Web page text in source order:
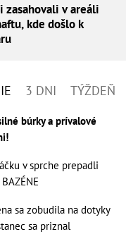
zasahovali v areáli
kde došlo k
3 DNI TÝŽDEŇ
búrky a prívalové
v sprche prepadli
sa zobudila na dotyky
sa priznal